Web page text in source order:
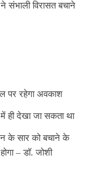
संभाली विरासत बचाने
पर रहेगा अवकाश
में ही देखा जा सकता था
के सार को बचाने के
– डॉ. जोशी